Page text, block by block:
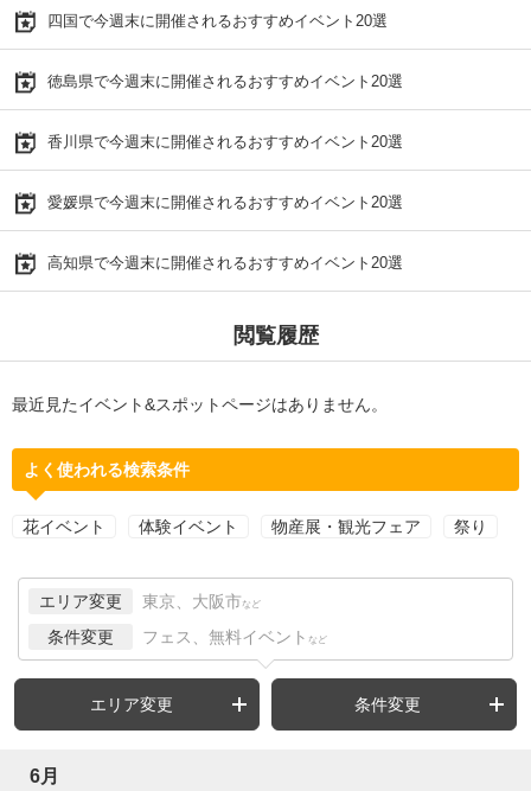
四国で今週末に開催されるおすすめイベント20選
徳島県で今週末に開催されるおすすめイベント20選
香川県で今週末に開催されるおすすめイベント20選
愛媛県で今週末に開催されるおすすめイベント20選
高知県で今週末に開催されるおすすめイベント20選
閲覧履歴
最近見たイベント&スポットページはありません。
よく使われる検索条件
花イベント 体験イベント 物産展・観光フェア 祭り
エリア変更 東京、大阪市 など
条件変更 フェス、無料イベント など
エリア変更 条件変更
6月